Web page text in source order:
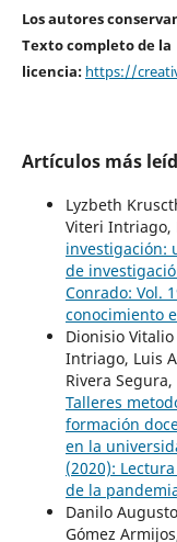
Los autores
Texto completo de la
licencia: https://
Artículos más
Lyzbeth
Viteri Intriago,
investigación:
de
Conrado: Vol.
conocimiento
Dionisio
Intriago, Luis
Rivera
Talleres
formación
en la
(2020):
de la
Danilo
Gómez